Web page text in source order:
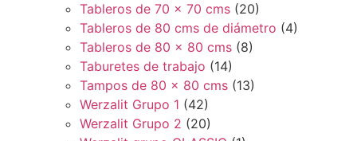
Tableros de 70 x 70 cms (20)
Tableros de 80 cms de diámetro (4)
Tableros de 80 x 80 cms (8)
Taburetes de trabajo (14)
Tampos de 80 x 80 cms (13)
Werzalit Grupo 1 (42)
Werzalit Grupo 2 (20)